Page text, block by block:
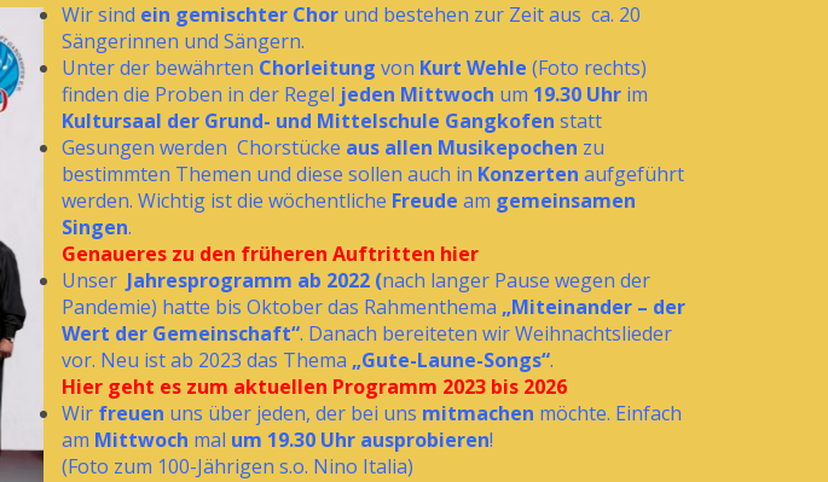
Wir sind ein gemischter Chor und bestehen zur Zeit aus ca. 20
Sängerinnen und Sängern.
Unter der bewährten Chorleitung von Kurt Wehle (Foto rechts)
finden die Proben in der Regel jeden Mittwoch um 19.30 Uhr im
Kultursaal der Grund- und Mittelschule Gangkofen statt
Gesungen werden Chorstücke aus allen Musikepochen zu
bestimmten Themen und diese sollen auch in Konzerten aufgeführt
werden. Wichtig ist die wöchentliche Freude am gemeinsamen
Singen.
Genaueres zu den früheren Auftritten hier
Unser Jahresprogramm ab 2022 (nach langer Pause wegen der
Pandemie) hatte bis Oktober das Rahmenthema „Miteinander – der
Wert der Gemeinschaft“. Danach bereiteten wir Weihnachtslieder
vor. Neu ist ab 2023 das Thema „Gute-Laune-Songs“.
Hier geht es zum aktuellen Programm 2023 bis 2026
Wir freuen uns über jeden, der bei uns mitmachen möchte. Einfach
am Mittwoch mal um 19.30 Uhr ausprobieren!
(Foto zum 100-Jährigen s.o. Nino Italia)